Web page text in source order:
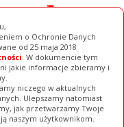
o Ochronie Danych
od 25 maja 2018
. W dokumencie tym
jakie informacje zbieramy i
niczego w aktualnych
Ulepszamy natomiast
jak przetwarzamy Twoje
naszym użytkownikom.
Baza Firm Pełna Wersja